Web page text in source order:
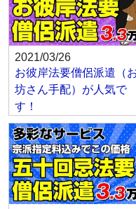
2021/03/26
お彼岸法要僧侶派遣（
坊さん手配）が人気で
す！